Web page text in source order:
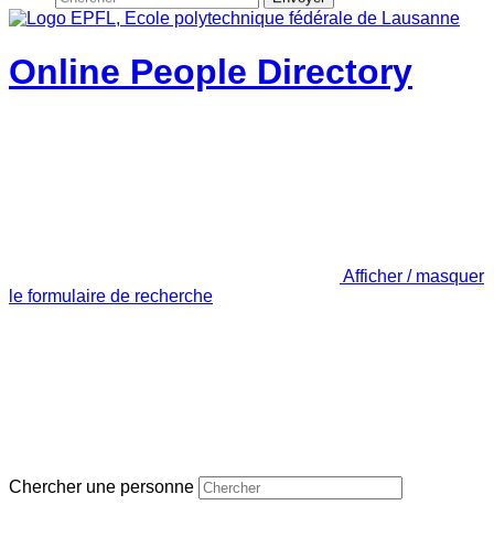
Online People Directory
Afficher / masquer
le formulaire de recherche
Chercher une personne